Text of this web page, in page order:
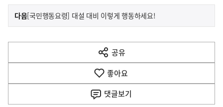
이
전
다
음
다음기
[국민행동요령] 대설 대비 이렇게 행동하세요!
공유
열
기
좋아요
댓글보기